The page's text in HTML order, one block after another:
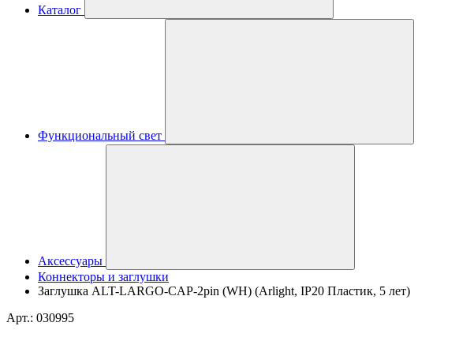
Каталог
Функциональный свет
Аксессуары
Коннекторы и заглушки
Заглушка ALT-LARGO-CAP-2pin (WH) (Arlight, IP20 Пластик, 5 лет)
Арт.: 030995